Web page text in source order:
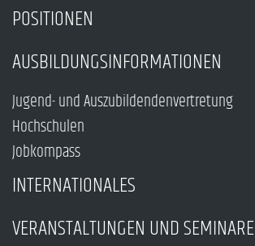
POSITIONEN
AUSBILDUNGSINFORMATIONEN
Jugend- und Auszubildendenvertretung
Hochschulen
Jobkompass
INTERNATIONALES
VERANSTALTUNGEN UND SEMINARE